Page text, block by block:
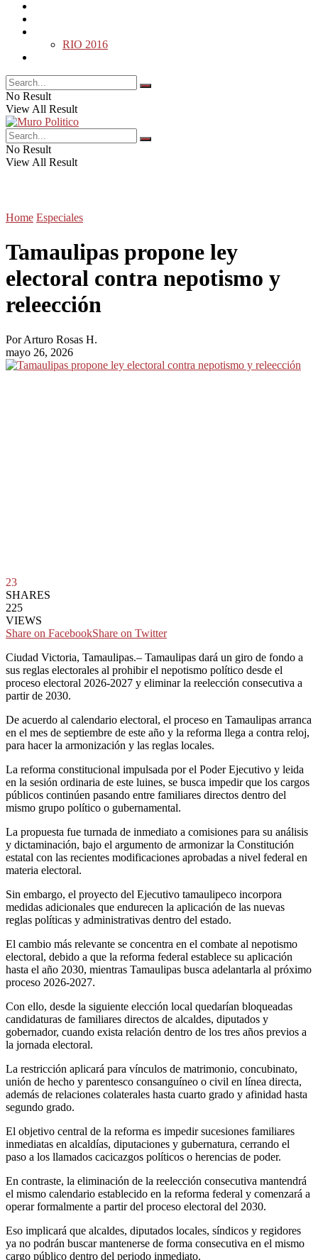
RIO 2016
No Result
View All Result
No Result
View All Result
Home Especiales
Tamaulipas propone ley
electoral contra nepotismo y
releección
PorArturo Rosas H.
mayo 26, 2026
23
SHARES
225
VIEWS
Share on FacebookShare on Twitter
Ciudad Victoria, Tamaulipas.– Tamaulipas dará un giro de fondo a
sus reglas electorales al prohibir el nepotismo político desde el
proceso electoral 2026-2027 y eliminar la reelección consecutiva a
partir de 2030.
De acuerdo al calendario electoral, el proceso en Tamaulipas arranca
en el mes de septiembre de este año y la reforma llega a contra reloj,
para hacer la armonización y las reglas locales.
La reforma constitucional impulsada por el Poder Ejecutivo y leida
en la sesión ordinaria de este luines, se busca impedir que los cargos
públicos continúen pasando entre familiares directos dentro del
mismo grupo político o gubernamental.
La propuesta fue turnada de inmediato a comisiones para su análisis
y dictaminación, bajo el argumento de armonizar la Constitución
estatal con las recientes modificaciones aprobadas a nivel federal en
materia electoral.
Sin embargo, el proyecto del Ejecutivo tamaulipeco incorpora
medidas adicionales que endurecen la aplicación de las nuevas
reglas políticas y administrativas dentro del estado.
El cambio más relevante se concentra en el combate al nepotismo
electoral, debido a que la reforma federal establece su aplicación
hasta el año 2030, mientras Tamaulipas busca adelantarla al próximo
proceso 2026-2027.
Con ello, desde la siguiente elección local quedarían bloqueadas
candidaturas de familiares directos de alcaldes, diputados y
gobernador, cuando exista relación dentro de los tres años previos a
la jornada electoral.
La restricción aplicará para vínculos de matrimonio, concubinato,
unión de hecho y parentesco consanguíneo o civil en línea directa,
además de relaciones colaterales hasta cuarto grado y afinidad hasta
segundo grado.
El objetivo central de la reforma es impedir sucesiones familiares
inmediatas en alcaldías, diputaciones y gubernatura, cerrando el
paso a los llamados cacicazgos políticos o herencias de poder.
En contraste, la eliminación de la reelección consecutiva mantendrá
el mismo calendario establecido en la reforma federal y comenzará a
operar formalmente a partir del proceso electoral del 2030.
Eso implicará que alcaldes, diputados locales, síndicos y regidores
ya no podrán buscar mantenerse de forma consecutiva en el mismo
cargo público dentro del periodo inmediato.